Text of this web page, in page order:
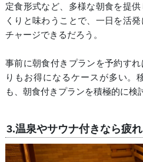
定食形式など、多様な朝食を提
くりと味わうことで、一日を活
チャージできるだろう。
事前に朝食付きプランを予約す
りもお得になるケースが多い。
も、朝食付きプランを積極的に検
3.温泉やサウナ付きなら疲